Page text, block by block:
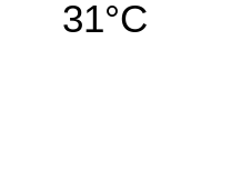
31°C